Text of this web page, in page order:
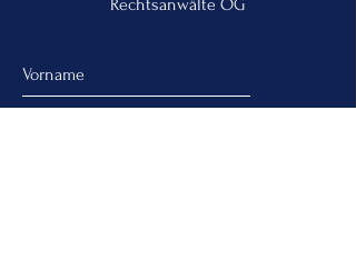
Rechtsanwälte OG